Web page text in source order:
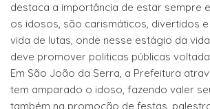
destaca a importância de estar sempre
os idosos, são carismáticos, divertidos
vida de lutas, onde nesse estágio da
deve promover politicas públicas
Em São João da Serra, a Prefeitura
tem amparado o idoso, fazendo valer
também na promoção de festas,